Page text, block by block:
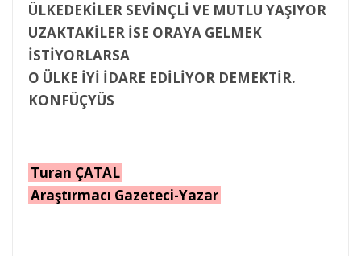
ÜLKEDEKİLER SEVİNÇLİ VE MUTLU YAŞIYOR
UZAKTAKİLER İSE ORAYA GELMEK
İSTİYORLARSA
O ÜLKE İYİ İDARE EDİLİYOR DEMEKTİR.
KONFÜÇYÜS
Turan ÇATAL
Araştırmacı Gazeteci-Yazar